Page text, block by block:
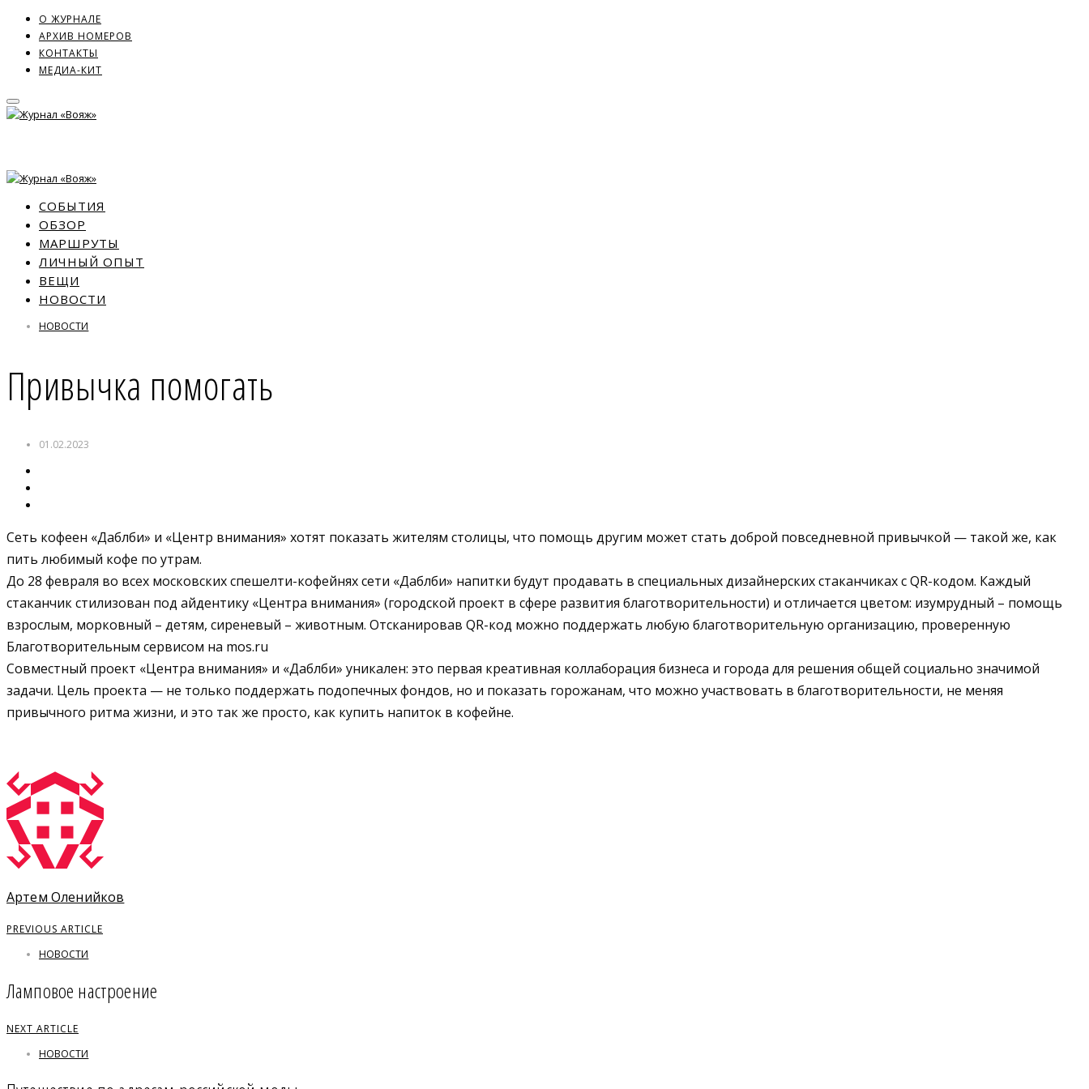
О ЖУРНАЛЕ
АРХИВ НОМЕРОВ
КОНТАКТЫ
МЕДИА-КИТ
СОБЫТИЯ
ОБЗОР
МАРШРУТЫ
ЛИЧНЫЙ ОПЫТ
ВЕЩИ
НОВОСТИ
НОВОСТИ
Привычка помогать
01.02.2023
Сеть кофеен «Даблби» и «Центр внимания» хотят показать жителям столицы, что помощь другим может стать доброй повседневной привычкой — такой же, как
пить любимый кофе по утрам.
До 28 февраля во всех московских спешелти-кофейнях сети «Даблби» напитки будут продавать в специальных дизайнерских стаканчиках с QR-кодом. Каждый
стаканчик стилизован под айдентику «Центра внимания» (городской проект в сфере развития благотворительности) и отличается цветом: изумрудный – помощь
взрослым, морковный – детям, сиреневый – животным. Отсканировав QR-код можно поддержать любую благотворительную организацию, проверенную
Благотворительным сервисом на mos.ru
Совместный проект «Центра внимания» и «Даблби» уникален: это первая креативная коллаборация бизнеса и города для решения общей социально значимой
задачи. Цель проекта — не только поддержать подопечных фондов, но и показать горожанам, что можно участвовать в благотворительности, не меняя
привычного ритма жизни, и это так же просто, как купить напиток в кофейне.
Артем Оленийков
PREVIOUS ARTICLE
НОВОСТИ
Ламповое настроение
NEXT ARTICLE
НОВОСТИ